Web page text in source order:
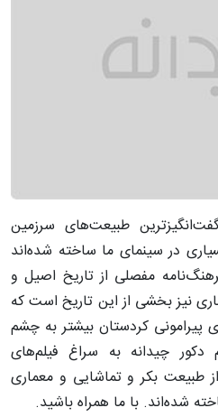
طبیعت‌های سرزمین
در سینمای ما ساخته شده‌اند
مفصلی از تاریخ اصیل و
نیز بخشی از این تاریخ است که
پیرامونی کردستان بیشتر به چشم
چیدانه به سراغ فیلم‌های
از طبیعت بکر و تماشایی و معماری
شده‌اند. با ما همراه باشید.